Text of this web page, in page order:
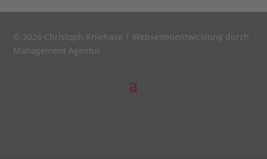
© 2026 Christoph Kniehase |Webseitenentwicklung durch
Management Agentur